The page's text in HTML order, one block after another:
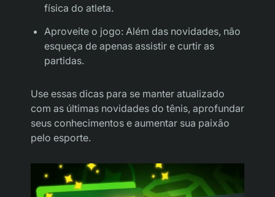
física do atleta.
Aproveite o jogo: Além das novidades, não
esqueça de apenas assistir e curtir as
partidas.
Use essas dicas para se manter atualizado
com as últimas novidades do tênis, aprofundar
seus conhecimentos e aumentar sua paixão
pelo esporte.